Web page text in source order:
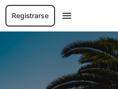
Registrarse